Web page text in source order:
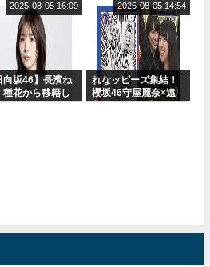
むナンタラ】
向坂46】長濱ね
種花から移籍し
2025-08-05 16:09
れなッピーズ集結！
櫻坂46守屋麗奈×遠
2025-08-05 14:54